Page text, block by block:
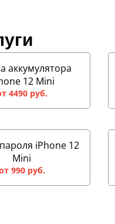
аккумулятора
12 Mini
4490 руб.
iPhone 12
Mini
990 руб.